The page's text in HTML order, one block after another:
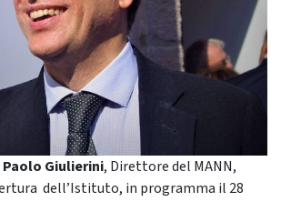
Paolo Giulierini, Direttore del MANN,
dell’Istituto, in programma il 28